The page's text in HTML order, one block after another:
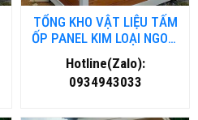
TỔNG KHO VẬT LIỆU TẤM
ỐP PANEL KIM LOẠI NGOÀI
TRỜI TẠI ĐÀ NĂNG
Hotline(Zalo):
0934943033